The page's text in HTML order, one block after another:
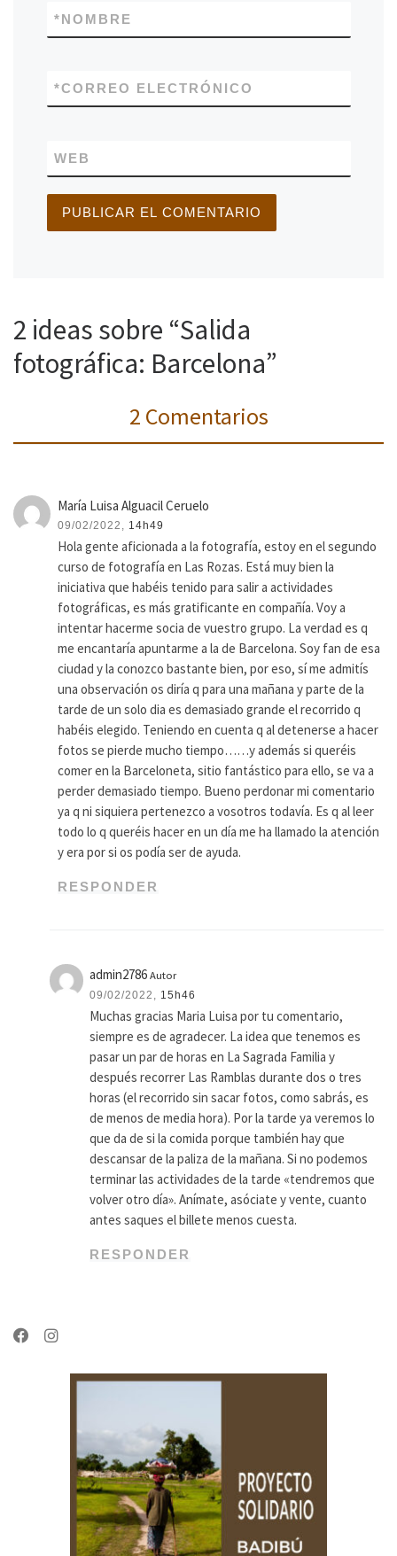
NOMBRE
*
CORREO ELECTRÓNICO
*
WEB
2 ideas sobre “Salida
fotográfica: Barcelona”
2 Comentarios
María Luisa Alguacil Ceruelo
09/02/2022, 14h49
Hola gente aficionada a la fotografía, estoy en el segundo
curso de fotografía en Las Rozas. Está muy bien la
iniciativa que habéis tenido para salir a actividades
fotográficas, es más gratificante en compañía. Voy a
intentar hacerme socia de vuestro grupo. La verdad es q
me encantaría apuntarme a la de Barcelona. Soy fan de esa
ciudad y la conozco bastante bien, por eso, sí me admitís
una observación os diría q para una mañana y parte de la
tarde de un solo dia es demasiado grande el recorrido q
habéis elegido. Teniendo en cuenta q al detenerse a hacer
fotos se pierde mucho tiempo……y además si queréis
comer en la Barceloneta, sitio fantástico para ello, se va a
perder demasiado tiempo. Bueno perdonar mi comentario
ya q ni siquiera pertenezco a vosotros todavía. Es q al leer
todo lo q queréis hacer en un día me ha llamado la atención
y era por si os podía ser de ayuda.
RESPONDER
admin2786 Autor
09/02/2022, 15h46
Muchas gracias Maria Luisa por tu comentario,
siempre es de agradecer. La idea que tenemos es
pasar un par de horas en La Sagrada Familia y
después recorrer Las Ramblas durante dos o tres
horas (el recorrido sin sacar fotos, como sabrás, es
de menos de media hora). Por la tarde ya veremos lo
que da de si la comida porque también hay que
descansar de la paliza de la mañana. Si no podemos
terminar las actividades de la tarde «tendremos que
volver otro día». Anímate, asóciate y vente, cuanto
antes saques el billete menos cuesta.
RESPONDER